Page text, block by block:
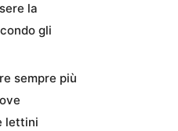
la
gli
sempre più
lettini